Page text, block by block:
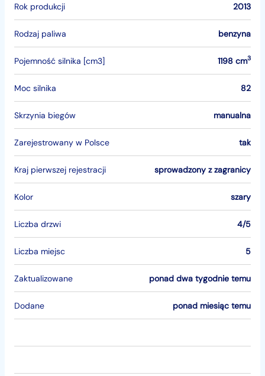
Rok produkcji 2013
Rodzaj paliwa benzyna
Pojemność silnika [cm3] 1198 cm3
Moc silnika 82
Skrzynia biegów manualna
Zarejestrowany w Polsce tak
Kraj pierwszej rejestracji sprowadzony z zagranicy
Kolor szary
Liczba drzwi 4/5
Liczba miejsc 5
Zaktualizowane ponad dwa tygodnie temu
Dodane ponad miesiąc temu